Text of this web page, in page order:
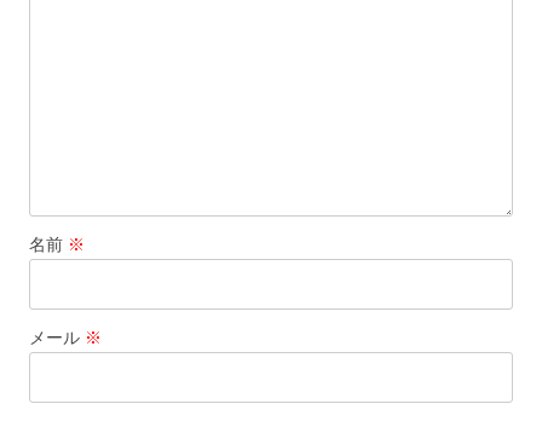
名前 ※
メール ※